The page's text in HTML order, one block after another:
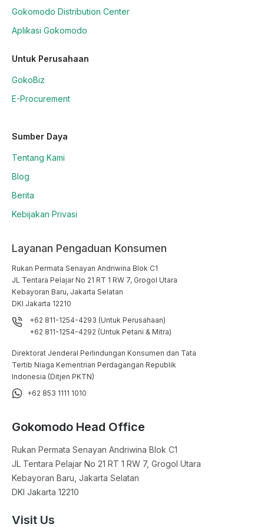
Gokomodo Distribution Center
Aplikasi Gokomodo
Untuk Perusahaan
GokoBiz
E-Procurement
Sumber Daya
Tentang Kami
Blog
Berita
Kebijakan Privasi
Layanan Pengaduan Konsumen
Rukan Permata Senayan Andriwina Blok C1
JL Tentara Pelajar No 21 RT 1 RW 7, Grogol Utara
Kebayoran Baru, Jakarta Selatan
DKI Jakarta 12210
+62 811-1254-4293 (Untuk Perusahaan)
+62 811-1254-4292 (Untuk Petani & Mitra)
Direktorat Jenderal Perlindungan Konsumen dan Tata
Tertib Niaga Kementrian Perdagangan Republik
Indonesia (Ditjen PKTN)
+62 853 1111 1010
Gokomodo Head Office
Rukan Permata Senayan Andriwina Blok C1
JL Tentara Pelajar No 21 RT 1 RW 7, Grogol Utara
Kebayoran Baru, Jakarta Selatan
DKI Jakarta 12210
Visit Us